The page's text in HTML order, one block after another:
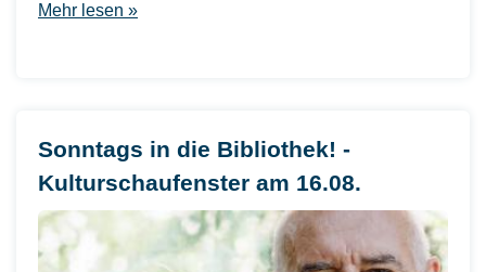
Mehr lesen »
Sonntags in die Bibliothek! -
Kulturschaufenster am 16.08.